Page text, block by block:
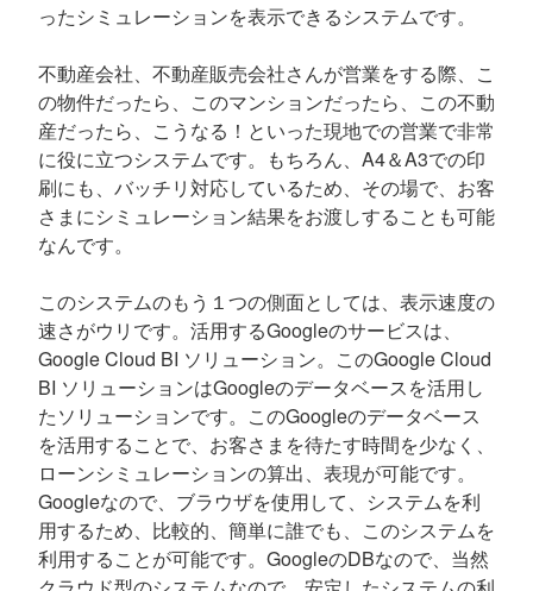
ったシミュレーションを表示できるシステムです。
不動産会社、不動産販売会社さんが営業をする際、こ
の物件だったら、このマンションだったら、この不動
産だったら、こうなる！といった現地での営業で非常
に役に立つシステムです。もちろん、A4＆A3での印
刷にも、バッチリ対応しているため、その場で、お客
さまにシミュレーション結果をお渡しすることも可能
なんです。
このシステムのもう１つの側面としては、表示速度の
速さがウリです。活用するGoogleのサービスは、
Google Cloud BI ソリューション。このGoogle Cloud
BI ソリューションはGoogleのデータベースを活用し
たソリューションです。このGoogleのデータベース
を活用することで、お客さまを待たす時間を少なく、
ローンシミュレーションの算出、表現が可能です。
Googleなので、ブラウザを使用して、システムを利
用するため、比較的、簡単に誰でも、このシステムを
利用することが可能です。GoogleのDBなので、当然